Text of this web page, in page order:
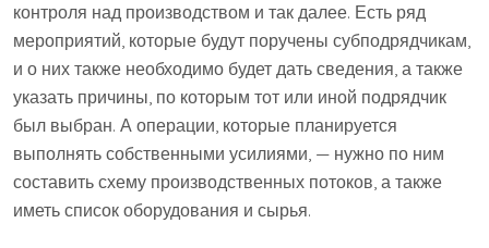
контроля над производством и так далее. Есть ряд
мероприятий, которые будут поручены субподрядчикам,
и о них также необходимо будет дать сведения, а также
указать причины, по которым тот или иной подрядчик
был выбран. А операции, которые планируется
выполнять собственными усилиями, — нужно по ним
составить схему производственных потоков, а также
иметь список оборудования и сырья.